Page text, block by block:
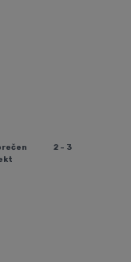
2 - 3